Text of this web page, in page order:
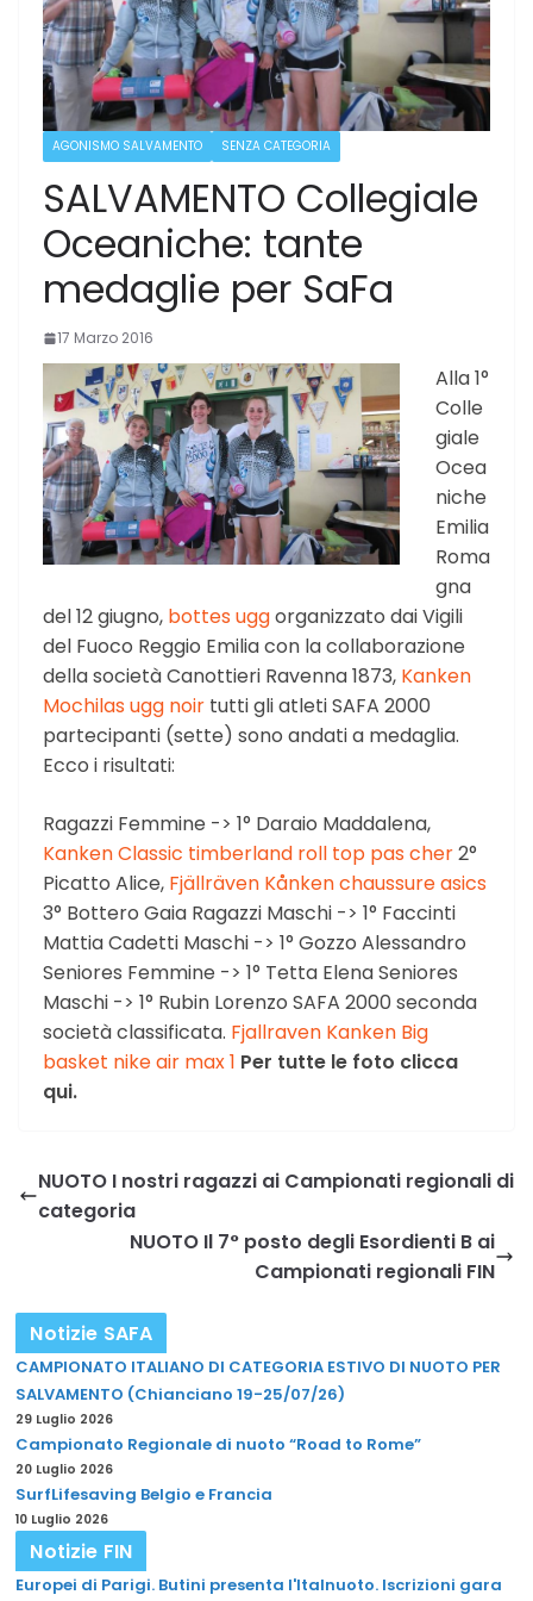
AGONISMO SALVAMENTO SENZA CATEGORIA
SALVAMENTO Collegiale
Oceaniche: tante
medaglie per SaFa
17 Marzo 2016
Alla 1°
Colle
giale
Ocea
niche
Emilia
Roma
gna
del 12 giugno, bottes uggorganizzato dai Vigili
del Fuoco Reggio Emilia con la collaborazione
della società Canottieri Ravenna 1873, Kanken
Mochilas ugg noir tutti gli atleti SAFA 2000
partecipanti (sette) sono andati a medaglia.
Ecco i risultati:
Ragazzi Femmine -> 1° Daraio Maddalena,
Kanken Classic timberland roll top pas cher2°
Picatto Alice, Fjällräven Kånkenchaussure asics
3° Bottero Gaia Ragazzi Maschi -> 1° Faccinti
Mattia Cadetti Maschi -> 1° Gozzo Alessandro
Seniores Femmine -> 1° Tetta Elena Seniores
Maschi -> 1° Rubin Lorenzo SAFA 2000 seconda
società classificata. Fjallraven Kanken Big
basket nike air max 1 Per tutte le foto clicca
qui.
NUOTO I nostri ragazzi ai Campionati regionali di
categoria
NUOTO Il 7° posto degli Esordienti B ai
Campionati regionali FIN
Notizie SAFA
CAMPIONATO ITALIANO DI CATEGORIA ESTIVO DI NUOTO PER
SALVAMENTO (Chianciano 19-25/07/26)
29 Luglio 2026
Campionato Regionale di nuoto “Road to Rome”
20 Luglio 2026
SurfLifesaving Belgio e Francia
10 Luglio 2026
Notizie FIN
Europei di Parigi. Butini presenta l'Italnuoto. Iscrizioni gara